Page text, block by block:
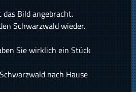
Bild angebracht.
Schwarzwald wieder.
Sie wirklich ein Stück
nach Hause